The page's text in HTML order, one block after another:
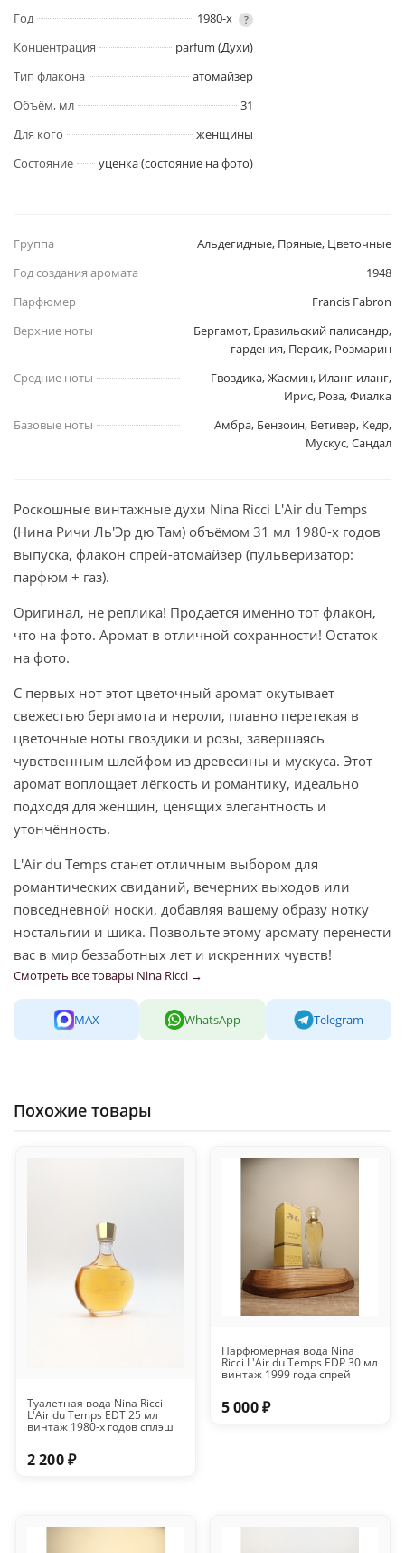
Год 1980-х ?
Концентрация
parfum (Духи)
Тип флакона
атомайзер
Объём, мл
31
Для кого
женщины
Состояние
уценка (состояние на фото)
Группа
Альдегидные, Пряные, Цветочные
Год создания аромата
1948
Парфюмер
Francis Fabron
Верхние ноты
Бергамот, Бразильский палисандр,
гардения, Персик, Розмарин
Средние ноты
Гвоздика, Жасмин, Иланг-иланг,
Ирис, Роза, Фиалка
Базовые ноты
Амбра, Бензоин, Ветивер, Кедр,
Мускус, Сандал
Роскошные винтажные духи Nina Ricci L'Air du Temps
(Нина Ричи Ль'Эр дю Там) объёмом 31 мл 1980-х годов
выпуска, флакон спрей-атомайзер (пульверизатор:
парфюм + газ).
Оригинал, не реплика! Продаётся именно тот флакон,
что на фото. Аромат в отличной сохранности! Остаток
на фото.
С первых нот этот цветочный аромат окутывает
свежестью бергамота и нероли, плавно перетекая в
цветочные ноты гвоздики и розы, завершаясь
чувственным шлейфом из древесины и мускуса. Этот
аромат воплощает лёгкость и романтику, идеально
подходя для женщин, ценящих элегантность и
утончённость.
L'Air du Temps станет отличным выбором для
романтических свиданий, вечерних выходов или
повседневной носки, добавляя вашему образу нотку
ностальгии и шика. Позвольте этому аромату перенести
вас в мир беззаботных лет и искренних чувств!
Смотреть все товары Nina Ricci →
MAX WhatsApp Telegram
Похожие товары
Туалетная вода Nina Ricci
L'Air du Temps EDT 25 мл
винтаж 1980-х годов сплэш
2 200 ₽
Парфюмерная вода Nina
Ricci L'Air du Temps EDP 30 мл
винтаж 1999 года спрей
5 000 ₽